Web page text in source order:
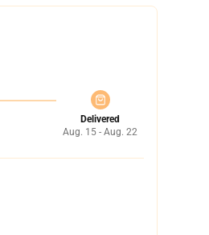
Delivered
Aug. 15 - Aug. 22